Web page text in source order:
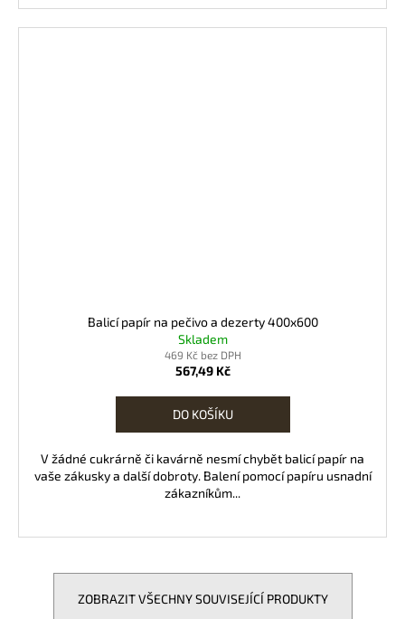
Balicí papír na pečivo a dezerty 400x600
Skladem
469 Kč bez DPH
567,49 Kč
DO KOŠÍKU
V žádné cukrárně či kavárně nesmí chybět balicí papír na
vaše zákusky a další dobroty. Balení pomocí papíru usnadní
zákazníkům...
ZOBRAZIT VŠECHNY SOUVISEJÍCÍ PRODUKTY